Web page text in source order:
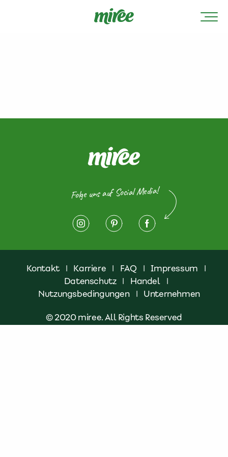
Folge uns auf Social Media!
Kontakt | Karriere | FAQ | Impressum
|
Datenschutz | Handel
|
Nutzungsbedingungen
| Unternehmen
© 2020 miree. All Rights Reserved